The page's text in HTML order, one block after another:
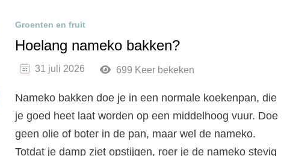
Groenten en fruit
Hoelang nameko bakken?
31 juli 2026 699 Keer bekeken
Nameko bakken doe je in een normale koekenpan, die
je goed heet laat worden op een middelhoog vuur. Doe
geen olie of boter in de pan, maar wel de nameko.
Totdat je damp ziet opstijgen, roer je de nameko stevig